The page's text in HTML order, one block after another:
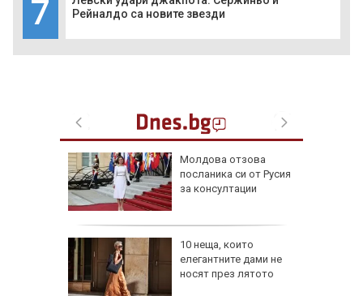
7
Рейналдо са новите звезди
Молдова отзова
посланика си от Русия
за консултации
10 неща, които
елегантните дами не
носят през лятото